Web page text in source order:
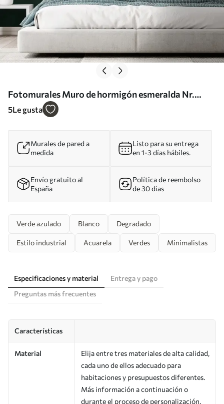
Fotomurales Muro de hormigón esmeralda Nr.
u97239
5Le gusta
Murales de pared a
medida
Listo para su entrega
en 1-3 días hábiles.
Envío gratuito al
España
Política de reembolso
de 30 días
Verde azulado Blanco Degradado
Estilo industrial Acuarela Verdes Minimalistas
Especificaciones y material
Entrega y pago
Preguntas más frecuentes
Características
Material
Elija entre tres materiales de alta calidad,
cada uno de ellos adecuado para
habitaciones y presupuestos diferentes.
Más información a continuación o
durante el proceso de personalización.